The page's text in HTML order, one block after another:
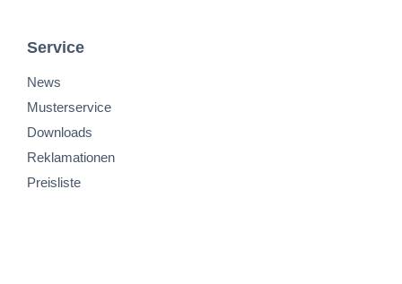
Service
News
Musterservice
Downloads
Reklamationen
Preisliste